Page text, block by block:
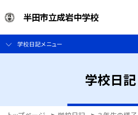
半田市立成岩中学校
学校日記メニュー
学校日記